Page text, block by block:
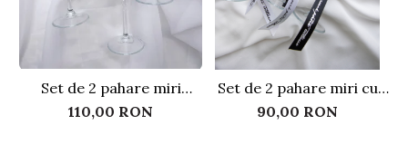
Set de 2 pahare miri
personalizate, cu perle
110,00 RON
Set de 2 pahare miri cu
panglica si text auriu
90,00 RON